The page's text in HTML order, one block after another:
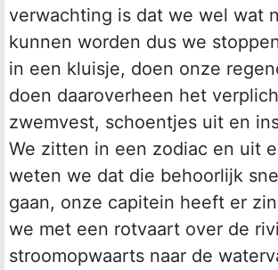
verwachting is dat we wel wat
kunnen worden dus we
in een kluisje, doen onze
doen daaroverheen het
zwemvest, schoentjes uit en
We zitten in een zodiac en uit
weten we dat die behoorlijk
gaan, onze capitein heeft er
we met een rotvaart over de
stroomopwaarts naar de